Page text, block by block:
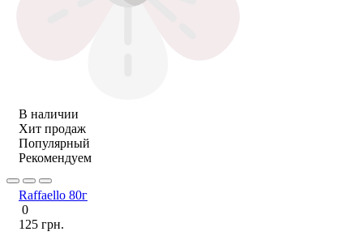
В наличии
Хит продаж
Популярный
Рекомендуем
Raffaello 80г
0
125 грн.